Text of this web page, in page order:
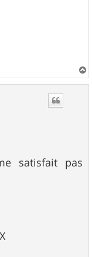
a
satisfait pas